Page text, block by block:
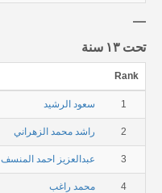
تحت ١٣ سنة
Rank
1 سعود الرشيد
2 راشد محمد الزهراني
3 عبدالعزيز احمد المنسف
4 محمد راغب